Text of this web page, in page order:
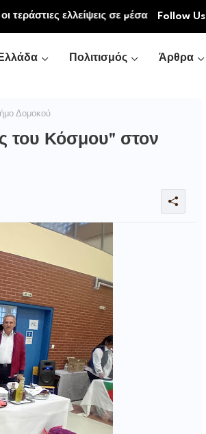
τεράστιες ελλείψεις σε µέσα Follow Us
Πολιτισμός Άρθρα
Δομοκού
του Κόσμου" στον